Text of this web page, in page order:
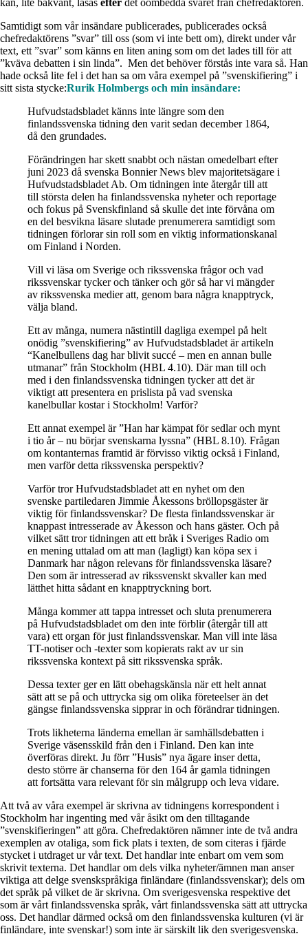
Samtidigt som vår insändare publicerades, publicerades också
chefredaktörens ”svar” till oss (som vi inte bett om), direkt under vår
text, ett ”svar” som känns en liten aning som om det lades till för att
”kväva debatten i sin linda”. Men det behöver förstås inte vara så. Han
hade också lite fel i det han sa om våra exempel på ”svenskifiering” i
sitt sista stycke:Rurik Holmbergs och min insändare:
Hufvudstadsbladet känns inte längre som den
finlandssvenska tidning den varit sedan december 1864,
då den grundades.
Förändringen har skett snabbt och nästan omedelbart efter
juni 2023 då svenska Bonnier News blev majoritetsägare i
Hufvudstadsbladet Ab. Om tidningen inte återgår till att
till största delen ha finlandssvenska nyheter och reportage
och fokus på Svenskfinland så skulle det inte förvåna om
en del besvikna läsare slutade prenumerera samtidigt som
tidningen förlorar sin roll som en viktig informationskanal
om Finland i Norden.
Vill vi läsa om Sverige och rikssvenska frågor och vad
rikssvenskar tycker och tänker och gör så har vi mängder
av rikssvenska medier att, genom bara några knapptryck,
välja bland.
Ett av många, numera nästintill dagliga exempel på helt
onödig ”svenskifiering” av Hufvudstadsbladet är artikeln
“Kanelbullens dag har blivit succé – men en annan bulle
utmanar” från Stockholm (HBL 4.10). Där man till och
med i den finlandssvenska tidningen tycker att det är
viktigt att presentera en prislista på vad svenska
kanelbullar kostar i Stockholm! Varför?
Ett annat exempel är ”Han har kämpat för sedlar och mynt
i tio år – nu börjar svenskarna lyssna” (HBL 8.10). Frågan
om kontanternas framtid är förvisso viktig också i Finland,
men varför detta rikssvenska perspektiv?
Varför tror Hufvudstadsbladet att en nyhet om den
svenske partiledaren Jimmie Åkessons bröllopsgäster är
viktig för finlandssvenskar? De flesta finlandssvenskar är
knappast intresserade av Åkesson och hans gäster. Och på
vilket sätt tror tidningen att ett bråk i Sveriges Radio om
en mening uttalad om att man (lagligt) kan köpa sex i
Danmark har någon relevans för finlandssvenska läsare?
Den som är intresserad av rikssvenskt skvaller kan med
lätthet hitta sådant en knapptryckning bort.
Många kommer att tappa intresset och sluta prenumerera
på Hufvudstadsbladet om den inte förblir (återgår till att
vara) ett organ för just finlandssvenskar. Man vill inte läsa
TT-notiser och -texter som kopierats rakt av ur sin
rikssvenska kontext på sitt rikssvenska språk.
Dessa texter ger en lätt obehagskänsla när ett helt annat
sätt att se på och uttrycka sig om olika företeelser än det
gängse finlandssvenska sipprar in och förändrar tidningen.
Trots likheterna länderna emellan är samhällsdebatten i
Sverige väsensskild från den i Finland. Den kan inte
överföras direkt. Ju förr ”Husis” nya ägare inser detta,
desto större är chanserna för den 164 år gamla tidningen
att fortsätta vara relevant för sin målgrupp och leva vidare.
Att två av våra exempel är skrivna av tidningens korrespondent i
Stockholm har ingenting med vår åsikt om den tilltagande
”svenskifieringen” att göra. Chefredaktören nämner inte de två andra
exemplen av otaliga, som fick plats i texten, de som citeras i fjärde
stycket i utdraget ur vår text. Det handlar inte enbart om vem som
skrivit texterna. Det handlar om dels vilka nyheter/ämnen man anser
viktiga att delge svenskspråkiga finländare (finlandssvenskar); dels om
det språk på vilket de är skrivna. Om sverigesvenska respektive det
som är vårt finlandssvenska språk, vårt finlandssvenska sätt att uttrycka
oss. Det handlar därmed också om den finlandssvenska kulturen (vi är
finländare, inte svenskar!) som inte är särskilt lik den sverigesvenska.